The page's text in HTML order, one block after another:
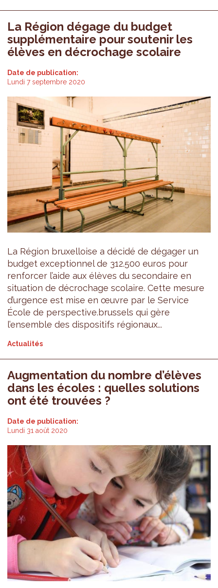
La Région dégage du budget
supplémentaire pour soutenir les
élèves en décrochage scolaire
Date de publication:
Lundi 7 septembre 2020
La Région bruxelloise a décidé de dégager un
budget exceptionnel de 312.500 euros pour
renforcer l’aide aux élèves du secondaire en
situation de décrochage scolaire. Cette mesure
d’urgence est mise en œuvre par le Service
École de perspective.brussels qui gère
l’ensemble des dispositifs régionaux...
Actualités
Augmentation du nombre d’élèves
dans les écoles : quelles solutions
ont été trouvées ?
Date de publication:
Lundi 31 août 2020